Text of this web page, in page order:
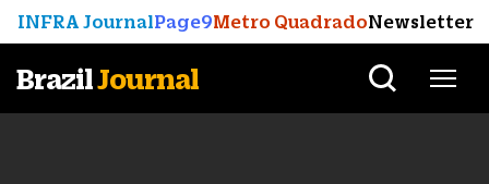
INFRA JournalPage9Metro QuadradoNewsletter
BrazilJournal